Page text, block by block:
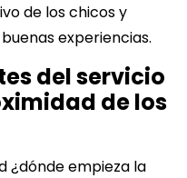
de los chicos y
experiencias.
del servicio
de los
¿dónde empieza la